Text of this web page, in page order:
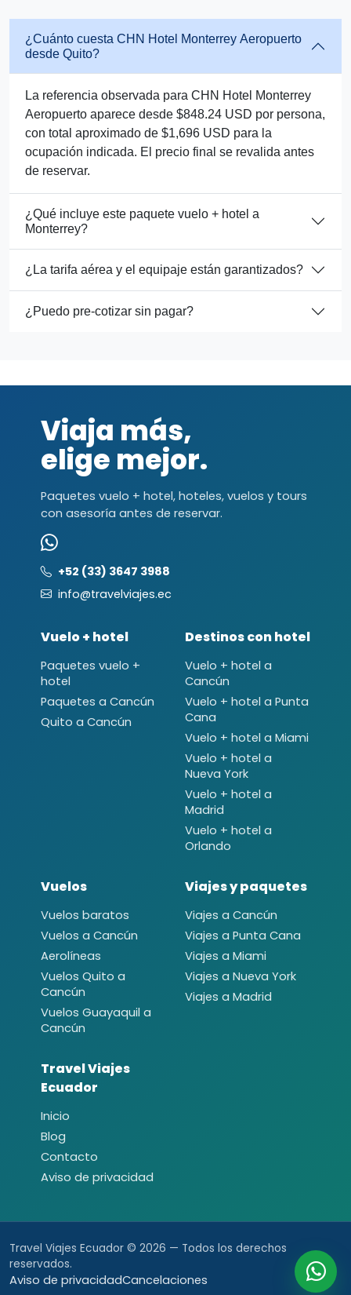
¿Cuánto cuesta CHN Hotel Monterrey Aeropuerto
desde Quito?
La referencia observada para CHN Hotel Monterrey
Aeropuerto aparece desde $848.24 USD por persona,
con total aproximado de $1,696 USD para la
ocupación indicada. El precio final se revalida antes
de reservar.
¿Qué incluye este paquete vuelo + hotel a
Monterrey?
¿La tarifa aérea y el equipaje están garantizados?
¿Puedo pre-cotizar sin pagar?
Viaja más,
elige mejor.
Paquetes vuelo + hotel, hoteles, vuelos y tours
con asesoría antes de reservar.
+52 (33) 3647 3988
info@travelviajes.ec
Vuelo + hotel
Paquetes vuelo +
hotel
Paquetes a Cancún
Quito a Cancún
Destinos con hotel
Vuelo + hotel a
Cancún
Vuelo + hotel a Punta
Cana
Vuelo + hotel a Miami
Vuelo + hotel a
Nueva York
Vuelo + hotel a
Madrid
Vuelo + hotel a
Orlando
Vuelos
Vuelos baratos
Vuelos a Cancún
Aerolíneas
Vuelos Quito a
Cancún
Vuelos Guayaquil a
Cancún
Viajes y paquetes
Viajes a Cancún
Viajes a Punta Cana
Viajes a Miami
Viajes a Nueva York
Viajes a Madrid
Travel Viajes
Ecuador
Inicio
Blog
Contacto
Aviso de privacidad
Travel Viajes Ecuador © 2026 — Todos los derechos
reservados.
Aviso de privacidadCancelaciones